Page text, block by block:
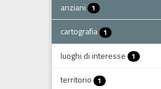
anziani 1
cartografia 1
luoghi di interesse 1
territorio 1